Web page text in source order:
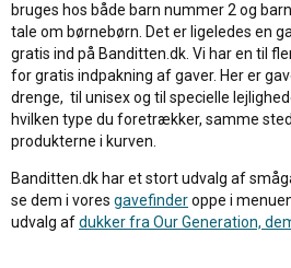
bruges hos både barn nummer 2 og
tale om børnebørn. Det er ligeledes en
gratis ind på Banditten.dk. Vi har en til
for gratis indpakning af gaver. Her er
drenge, til unisex og til specielle
hvilken type du foretrækker, samme
produkterne i kurven.
Banditten.dk har et stort udvalg af
se dem i vores gavefinderoppe i
udvalg afdukker fra Our Generation,